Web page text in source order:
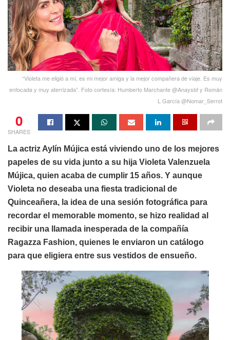
“Violeta me eligió a mí, es mi mejor amiga y la mejor compañera de viaje. Es muy
enfocada y muy aterrizada”. Foto cortesía: Humberto Marchante @Anaysbf y Román
L García @Nomar_Serrot
0
SHARES
La actriz Aylín Mújica está viviendo uno de los mejores
papeles de su vida junto a su hija Violeta Valenzuela
Mújica, quien acaba de cumplir 15 años. Y aunque
Violeta no deseaba una fiesta tradicional de
Quinceañera, la idea de una sesión fotográfica para
recordar el memorable momento, se hizo realidad al
recibir una llamada inesperada de la compañía
Ragazza Fashion, quienes le enviaron un catálogo
para que eligiera entre sus vestidos de ensueño.